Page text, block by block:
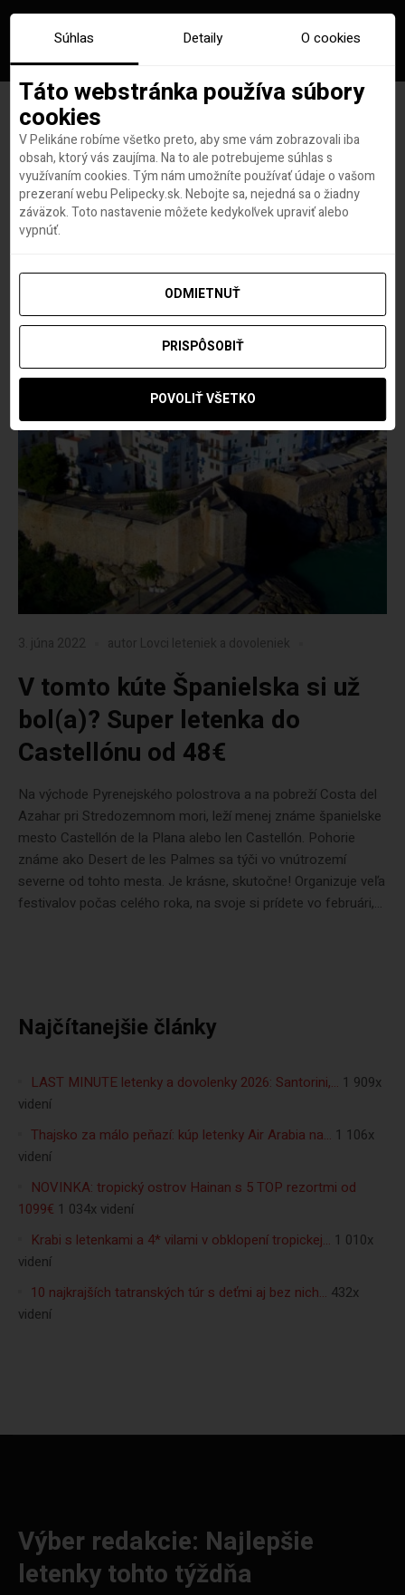
Značka:castellon
3. júna 2022 autor Lovci leteniek a dovoleniek
V tomto kúte Španielska si už
bol(a)? Super letenka do
Castellónu od 48€
Na východe Pyrenejského polostrova a na pobreží Costa del
Azahar pri Stredozemnom mori, leží menej známe španielske
mesto Castellón de la Plana alebo len Castellón. Pohorie
známe ako Desert de les Palmes sa týči vo vnútrozemí
severne od tohto mesta. Je krásne, skutočne! Organizuje veľa
festivalov počas celého roka, na svoje si prídete vo februári,...
Najčítanejšie články
LAST MINUTE letenky a dovolenky 2026: Santorini,… 1 909x
videní
Thajsko za málo peňazí: kúp letenky Air Arabia na… 1 106x
videní
NOVINKA: tropický ostrov Hainan s 5 TOP rezortmi od
1099€ 1 034x videní
Krabi s letenkami a 4* vilami v obklopení tropickej… 1 010x
videní
10 najkrajších tatranských túr s deťmi aj bez nich… 432x
videní
Výber redakcie: Najlepšie
letenky tohto týždňa
Súhlas Detaily O cookies
Táto webstránka používa súbory
cookies
V Pelikáne robíme všetko preto, aby sme vám zobrazovali iba
obsah, ktorý vás zaujíma. Na to ale potrebujeme súhlas s
využívaním cookies. Tým nám umožníte používať údaje o vašom
prezeraní webu Pelipecky.sk. Nebojte sa, nejedná sa o žiadny
záväzok. Toto nastavenie môžete kedykoľvek upraviť alebo
vypnúť.
ODMIETNUŤ
PRISPÔSOBIŤ
POVOLIŤ VŠETKO